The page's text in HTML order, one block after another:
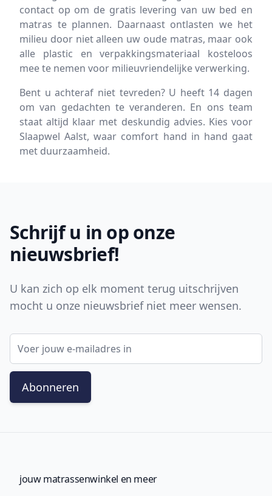
contact op om de gratis levering van uw bed en
matras te plannen. Daarnaast ontlasten we het
milieu door niet alleen uw oude matras, maar ook
alle plastic en verpakkingsmateriaal kosteloos
mee te nemen voor milieuvriendelijke verwerking.
Bent u achteraf niet tevreden? U heeft 14 dagen
om van gedachten te veranderen. En ons team
staat altijd klaar met deskundig advies. Kies voor
Slaapwel Aalst, waar comfort hand in hand gaat
met duurzaamheid.
Schrijf u in op onze
nieuwsbrief!
U kan zich op elk moment terug uitschrijven
mocht u onze nieuwsbrief niet meer wensen.
E-mail adres
Abonneren
jouw matrassenwinkel en meer